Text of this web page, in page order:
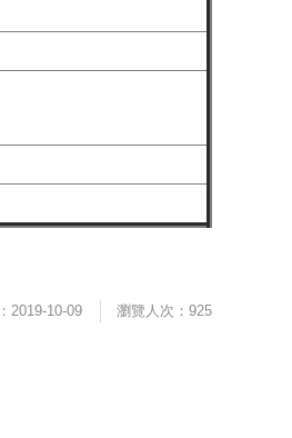
2019-10-09 瀏覽人次：925